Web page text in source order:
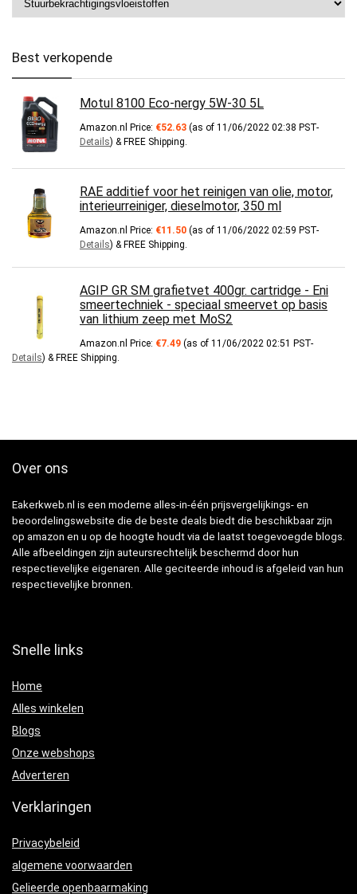
Best verkopende
Motul 8100 Eco-nergy 5W-30 5L
Amazon.nl Price: €52.63 (as of 11/06/2022 02:38 PST-
Details) & FREE Shipping.
RAE additief voor het reinigen van olie, motor,
interieurreiniger, dieselmotor, 350 ml
Amazon.nl Price: €11.50 (as of 11/06/2022 02:59 PST-
Details) & FREE Shipping.
AGIP GR SM grafietvet 400gr. cartridge - Eni
smeertechniek - speciaal smeervet op basis
van lithium zeep met MoS2
Amazon.nl Price: €7.49 (as of 11/06/2022 02:51 PST-
Details) & FREE Shipping.
Over ons
Eakerkweb.nl is een moderne alles-in-één prijsvergelijkings- en
beoordelingswebsite die de beste deals biedt die beschikbaar zijn
op amazon en u op de hoogte houdt via de laatst toegevoegde blogs.
Alle afbeeldingen zijn auteursrechtelijk beschermd door hun
respectievelijke eigenaren. Alle geciteerde inhoud is afgeleid van hun
respectievelijke bronnen.
Snelle links
Home
Alles winkelen
Blogs
Onze webshops
Adverteren
Verklaringen
Privacybeleid
algemene voorwaarden
Gelieerde openbaarmaking